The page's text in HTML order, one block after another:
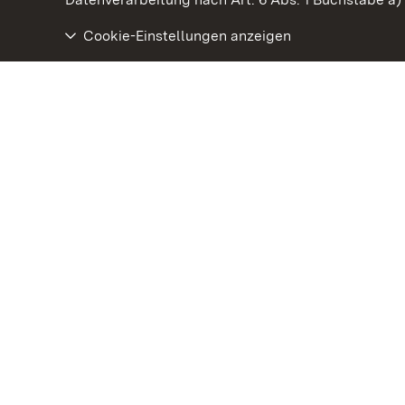
Cookie-Einstellungen anzeigen